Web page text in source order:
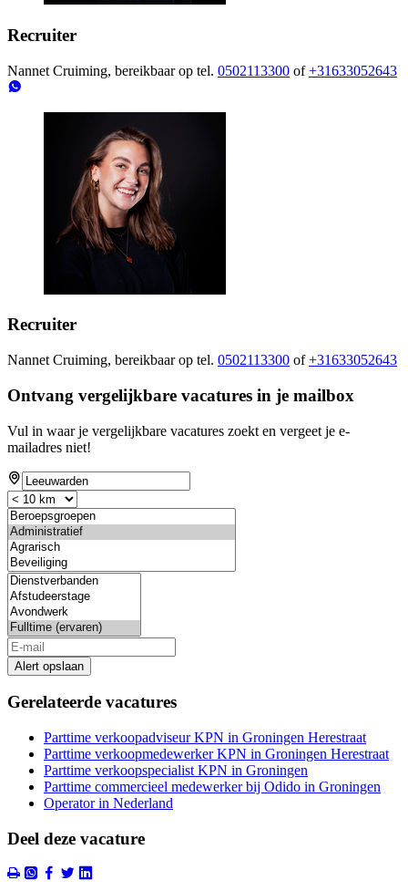
Recruiter
Nannet Cruiming, bereikbaar op tel. 0502113300 of+31633052643
Recruiter
Nannet Cruiming, bereikbaar op tel. 0502113300 of+31633052643
Ontvang vergelijkbare vacatures in je mailbox
Vul in waar je vergelijkbare vacatures zoekt en vergeet je e-
mailadres niet!
Alert opslaan
Gerelateerde vacatures
Parttime verkoopadviseur KPN in Groningen Herestraat
Parttime verkoopmedewerker KPN in Groningen Herestraat
Parttime verkoopspecialist KPN in Groningen
Parttime commercieel medewerker bij Odido in Groningen
Operator in Nederland
Deel deze vacature